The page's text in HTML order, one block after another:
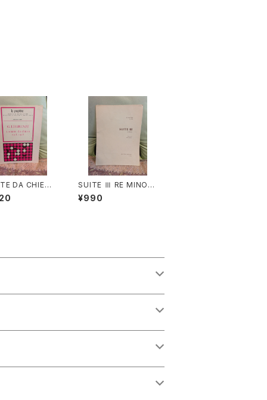
DA CHIESA
【著者：G.
】出版社：H
SUITE Ⅲ RE MINOR
E【著者：DIEUPART】
出版社：EDITION MO
¥990